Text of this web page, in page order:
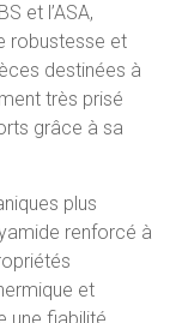
et l’ASA,
robustesse et
destinées à
très prisé
grâce à sa
plus
renforcé à
et